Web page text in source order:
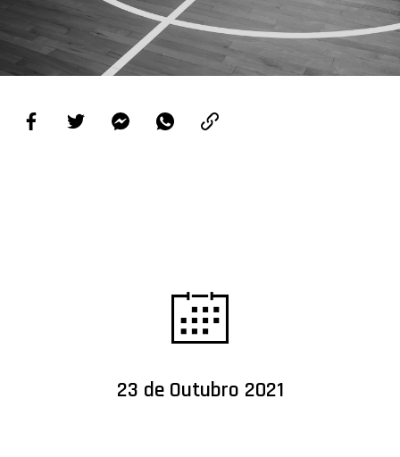
PROJETOS
LIGA BETCLIC MASCULINA
23 de Outubro 2021